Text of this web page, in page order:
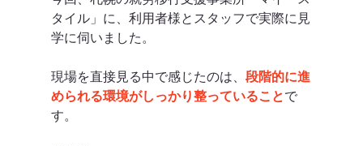
タイル」に、利用者様とスタッフで実際に見
学に伺いました。
現場を直接見る中で感じたのは、 段階的に進
められる環境がしっかり整っていることで
す。